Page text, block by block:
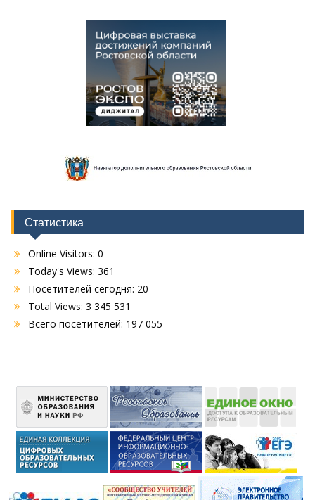
Статистика
Online Visitors: 0
Today's Views: 361
Посетителей сегодня: 20
Total Views: 3 345 531
Всего посетителей: 197 055